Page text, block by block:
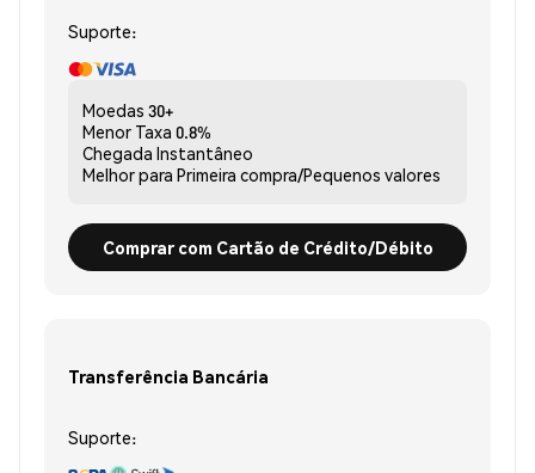
Suporte:
Moedas 30+
Menor Taxa 0.8%
Chegada Instantâneo
Melhor para Primeira compra/Pequenos valores
Comprar com Cartão de Crédito/Débito
Transferência Bancária
Suporte: